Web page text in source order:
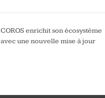
COROS enrichit son écosystème
avec une nouvelle mise à jour